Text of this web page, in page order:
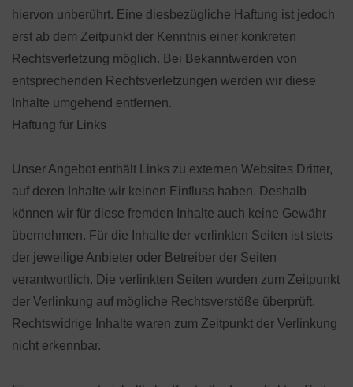
hiervon unberührt. Eine diesbezügliche Haftung ist jedoch
erst ab dem Zeitpunkt der Kenntnis einer konkreten
Rechtsverletzung möglich. Bei Bekanntwerden von
entsprechenden Rechtsverletzungen werden wir diese
Inhalte umgehend entfernen.
Haftung für Links
Unser Angebot enthält Links zu externen Websites Dritter,
auf deren Inhalte wir keinen Einfluss haben. Deshalb
können wir für diese fremden Inhalte auch keine Gewähr
übernehmen. Für die Inhalte der verlinkten Seiten ist stets
der jeweilige Anbieter oder Betreiber der Seiten
verantwortlich. Die verlinkten Seiten wurden zum Zeitpunkt
der Verlinkung auf mögliche Rechtsverstöße überprüft.
Rechtswidrige Inhalte waren zum Zeitpunkt der Verlinkung
nicht erkennbar.